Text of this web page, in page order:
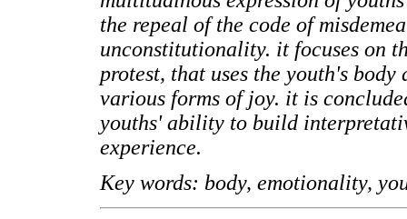
the repeal of the code of
unconstitutionality. it focuses on
protest, that uses the youth's body
various forms of joy. it is
youths' ability to build
experience.
Key words: body, emotionality,